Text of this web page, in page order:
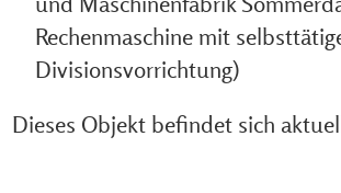
Rechenmaschine mit
Divisionsvorrichtung)
Dieses Objekt befindet sich